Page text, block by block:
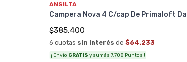
ANSILTA
Campera Nova 4 C/cap De Primaloft
$385.400
6 cuotas sin interés de $64.233
¡ Envío GRATIS y sumás 7.708 Puntos !